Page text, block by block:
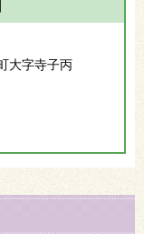
大字寺子丙